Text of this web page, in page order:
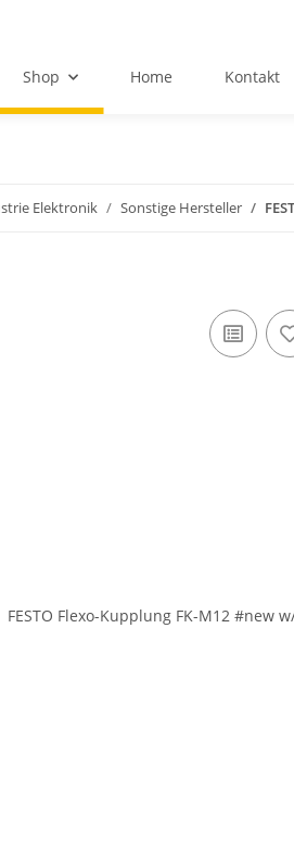
Shop Home Kontakt
Elektronik Sonstige Hersteller